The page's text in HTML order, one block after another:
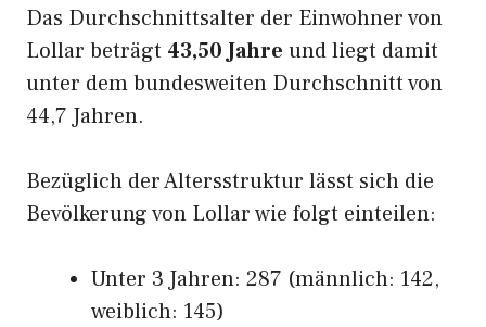
Das Durchschnittsalter der Einwohner von
Lollar beträgt 43,50 Jahre und liegt damit
unter dem bundesweiten Durchschnitt von
44,7 Jahren.
Bezüglich der Altersstruktur lässt sich die
Bevölkerung von Lollar wie folgt einteilen:
Unter 3 Jahren: 287 (männlich: 142,
weiblich: 145)